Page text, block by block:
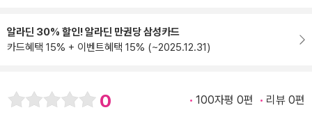
알라딘 30% 할인! 알라딘 만권당 삼성카드
카드혜택 15% + 이벤트혜택 15% (~2025.12.31)
0 100자평 0편 리뷰 0편